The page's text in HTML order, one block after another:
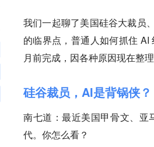
我们一起聊了美国硅谷大裁员
的临界点，普通人如何抓住
月前完成，因各种原因现在整理
硅谷裁员，AI是背锅侠？
南七道：最近美国甲骨文、亚
代。你怎么看？